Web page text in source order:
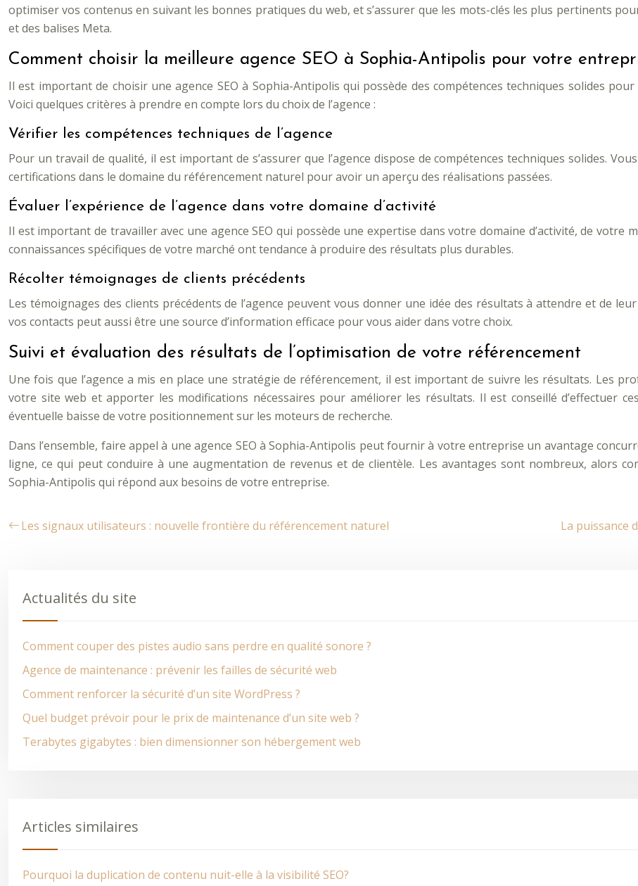
optimiser vos contenus en suivant les bonnes pratiques du web, et s’assurer que les mots-clés les plus pertinents
et des balises Meta.
Comment choisir la meilleure agence SEO à Sophia-Antipolis pour votre
Il est important de choisir une agence SEO à Sophia-Antipolis qui possède des compétences techniques solides
Voici quelques critères à prendre en compte lors du choix de l’agence :
Vérifier les compétences techniques de l’agence
Pour un travail de qualité, il est important de s’assurer que l’agence dispose de compétences techniques solides.
certifications dans le domaine du référencement naturel pour avoir un aperçu des réalisations passées.
Évaluer l’expérience de l’agence dans votre domaine d’activité
Il est important de travailler avec une agence SEO qui possède une expertise dans votre domaine d’activité, de votre
connaissances spécifiques de votre marché ont tendance à produire des résultats plus durables.
Récolter témoignages de clients précédents
Les témoignages des clients précédents de l’agence peuvent vous donner une idée des résultats à attendre et de
vos contacts peut aussi être une source d’information efficace pour vous aider dans votre choix.
Suivi et évaluation des résultats de l’optimisation de votre référencement
Une fois que l’agence a mis en place une stratégie de référencement, il est important de suivre les résultats. Les
votre site web et apporter les modifications nécessaires pour améliorer les résultats. Il est conseillé d’effectuer
éventuelle baisse de votre positionnement sur les moteurs de recherche.
Dans l’ensemble, faire appel à une agence SEO à Sophia-Antipolis peut fournir à votre entreprise un avantage
ligne, ce qui peut conduire à une augmentation de revenus et de clientèle. Les avantages sont nombreux, alors
Sophia-Antipolis qui répond aux besoins de votre entreprise.
Les signaux utilisateurs : nouvelle frontière du référencement naturel La puissance
Actualités du site
Comment couper des pistes audio sans perdre en qualité sonore ?
Agence de maintenance : prévenir les failles de sécurité web
Comment renforcer la sécurité d’un site WordPress ?
Quel budget prévoir pour le prix de maintenance d’un site web ?
Terabytes gigabytes : bien dimensionner son hébergement web
Articles similaires
Pourquoi la duplication de contenu nuit-elle à la visibilité SEO?